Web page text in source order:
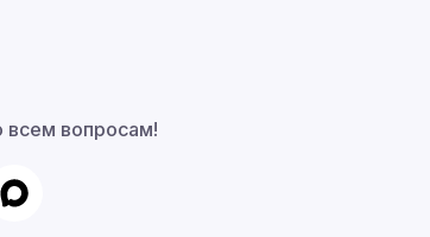
всем вопросам!